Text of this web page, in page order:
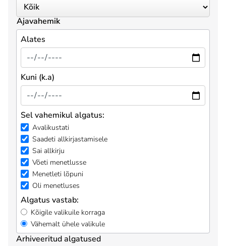
Ajavahemik
Alates
Kuni (k.a)
Sel vahemikul algatus:
Avalikustati
Saadeti allkirjastamisele
Sai allkirju
Võeti menetlusse
Menetleti lõpuni
Oli menetluses
Algatus vastab:
Kõigile valikuile korraga
Vähemalt ühele valikule
Arhiveeritud algatused